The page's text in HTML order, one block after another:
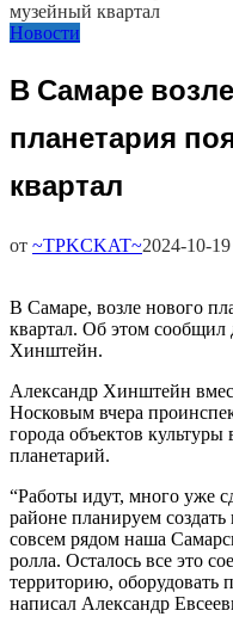
музейный квартал
Новости
В Самаре
планетария
квартал
от ~TPKCKAT~2024-10-
В Самаре, возле нового
квартал. Об этом сообщил
Хинштейн.
Александр Хинштейн
Носковым вчера
города объектов
планетарий.
“Работы идут, много уже
районе планируем
совсем рядом наша
ролла. Осталось все это
территорию, оборудовать
написал Александр